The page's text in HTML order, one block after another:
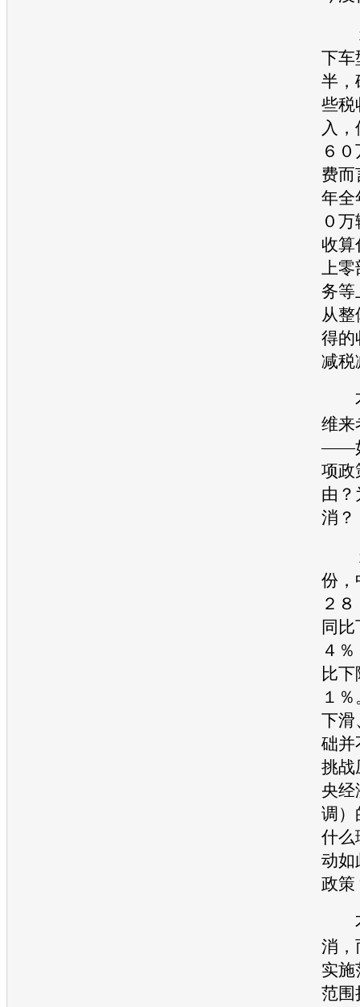
１
下车
半，
些税
入
６
费而
年全
０
收算
上零
务等
从
得的
减税
不
维来
——
项政
由？
消？
１
份，
２
同
４
比
１
下滑
础并
挑战
央经
调）
什么
动如
政策
不
消，
实施
范围